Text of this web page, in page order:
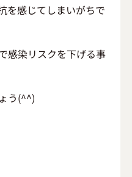
を感じてしまいがちで
感染リスクを下げる事
う(^^)